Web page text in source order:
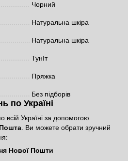
Чорний
Натуральна шкіра
Натуральна шкіра
ТунІт
Пряжка
Без підборів
по Україні
Україні за допомогою
. Ви можете обрати зручний
Нової Пошти